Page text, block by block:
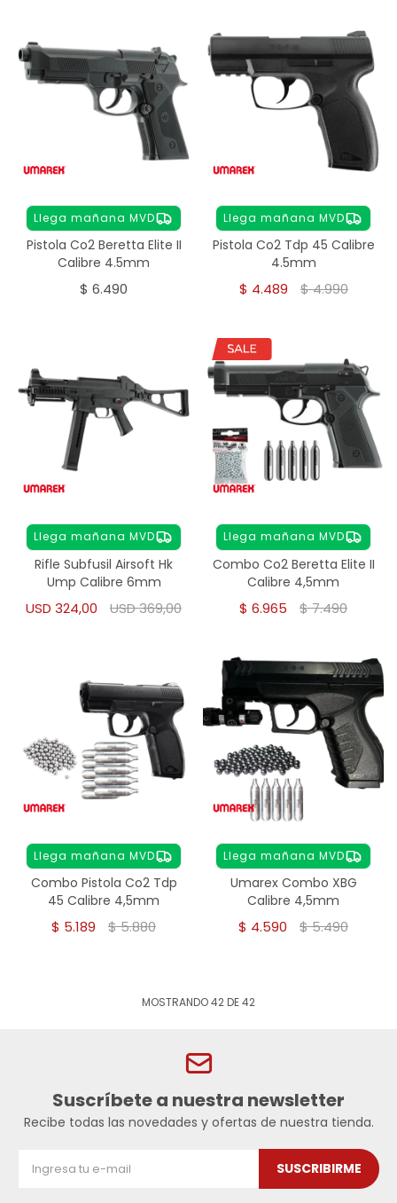
Llega mañana MVD
Pistola Co2 Beretta Elite II
Calibre 4.5mm
$ 6.490
Llega mañana MVD
Pistola Co2 Tdp 45 Calibre
4.5mm
$ 4.489 $4.990
Llega mañana MVD
Rifle Subfusil Airsoft Hk
Ump Calibre 6mm
USD 324,00 USD369,00
Llega mañana MVD
Combo Co2 Beretta Elite II
Calibre 4,5mm
$ 6.965 $7.490
Llega mañana MVD
Combo Pistola Co2 Tdp
45 Calibre 4,5mm
$ 5.189 $5.880
Llega mañana MVD
Umarex Combo XBG
Calibre 4,5mm
$ 4.590 $5.490
MOSTRANDO42DE42
Suscríbete a nuestra newsletter
Recibe todas las novedades y ofertas de nuestra tienda.
SUSCRIBIRME